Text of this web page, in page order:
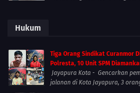
Hukum
Tiga Orang Sindikat Curanmor
Polresta, 10 Unit SPM
Jayapura Kota - Gencarkan
jalanan di Kota Jayapura, 3